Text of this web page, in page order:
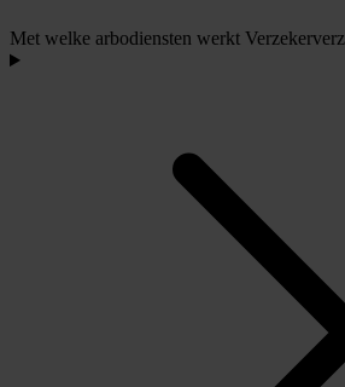
Met welke arbodiensten werkt